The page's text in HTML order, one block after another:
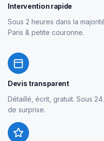
Intervention rapide
Sous 2 heures dans la
Paris & petite couronne.
Devis transparent
Détaillé, écrit, gratuit. Sous
de surprise.